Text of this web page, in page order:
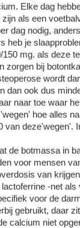
Elke dag
als een
dag nodig,
heb je
mg. als deze
zorgen bij
wordt
dan ook dus
naar toe waar
hoe alles
van deze'wegen'.
de botmassa in
voor mensen
van
-net
voor de
gebruikt, daar
calcium niet